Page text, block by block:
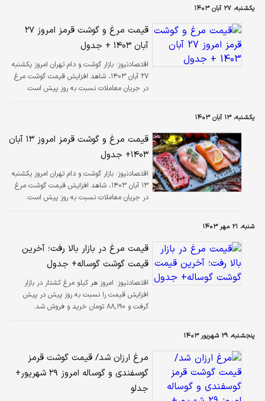
یکشنبه، ۲۷ آبان ۱۴۰۳
قیمت مرغ و گوشت قرمز امروز ۲۷
آبان ۱۴۰۳ + جدول
اقتصادنیوز: بازار گوشت و دام تهران امروز یکشنبه
۲۷ آبان ۱۴۰۳، شاهد افزایش قیمت گوشت مرغ
در جریان معاملات نسبت به روز پیش است.
یکشنبه، ۱۳ آبان ۱۴۰۳
قیمت مرغ و گوشت قرمز امروز ۱۳ آبان
۱۴۰۳+ جدول
اقتصادنیوز: بازار گوشت و دام تهران امروز یکشنبه
۱۳ آبان ۱۴۰۳، شاهد افزایش قیمت گوشت مرغ
در جریان معاملات نسبت به روز پیش است.
شنبه، ۲۱ مهر ۱۴۰۳
قیمت مرغ در بازار بالا رفت؛ آخرین
قیمت گوشت گوساله+ جدول
اقتصادنیوز: امروز هر کیلو مرغ کشتار در بازار
افزایش قیمت را نسبت به روز پیش در پیش
گرفت و ۸۸,۱۹۰ تومان خرید و فروش شد.
پنجشنبه، ۲۹ شهریور ۱۴۰۳
مرغ ارزان شد/ قیمت گوشت قرمز
گوسفندی و گوساله امروز ۲۹ شهریور+
جدلو